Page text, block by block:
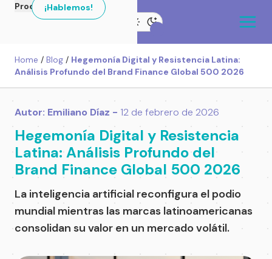
Productos¡Hablemos!
Home / Blog / Hegemonía Digital y Resistencia Latina:
Análisis Profundo del Brand Finance Global 500 2026
Autor: Emiliano Díaz - 12 de febrero de 2026
Hegemonía Digital y Resistencia
Latina: Análisis Profundo del
Brand Finance Global 500 2026
La inteligencia artificial reconfigura el podio
mundial mientras las marcas latinoamericanas
consolidan su valor en un mercado volátil.